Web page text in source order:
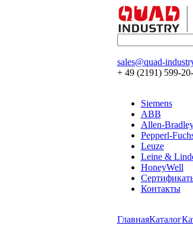
sales@quad-
+ 49 (2191) 599-
Siemens
ABB
Allen-
Pepperl-
Leuze
Leine &
HoneyWell
Контакты
ГлавнаяКаталог